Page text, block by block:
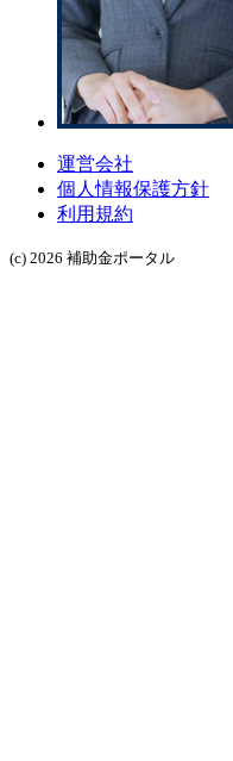
運営会社
個人情報保護方針
利用規約
(c) 2026 補助金ポータル